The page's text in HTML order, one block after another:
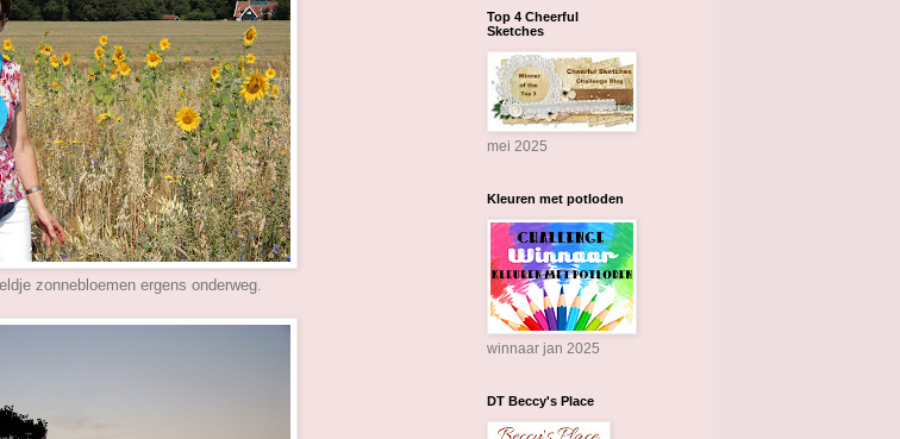
zonnebloemen ergens onderweg.
Top 4 Cheerful
Sketches
mei 2025
Kleuren met potloden
winnaar jan 2025
DT Beccy's Place